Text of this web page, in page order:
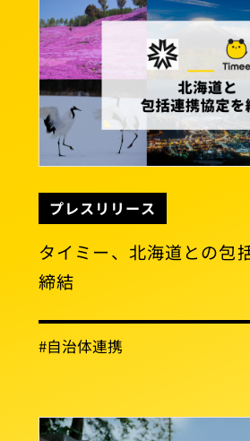
プレスリリース
タイミー、北海道との包
締結
#自治体連携